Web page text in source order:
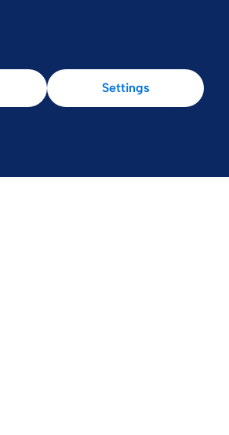
Settings